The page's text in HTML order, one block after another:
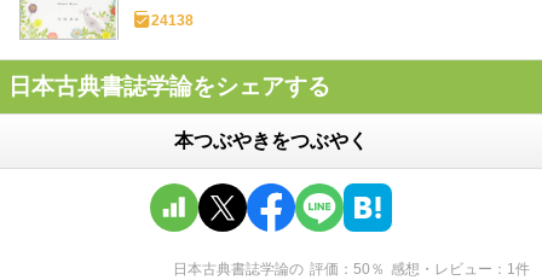
24138
日本古典書誌学論をシェアする
本つぶやきをつぶやく
日本古典書誌学論の 評価 50 ％ 感想・レビュー 1件